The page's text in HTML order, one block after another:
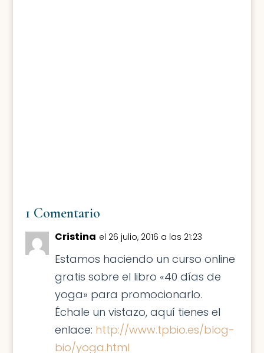
1 Comentario
Cristina el 26 julio, 2016 a las 21:23
Estamos haciendo un curso online
gratis sobre el libro «40 días de
yoga» para promocionarlo.
Échale un vistazo, aquí tienes el
enlace: http://www.tpbio.es/blog-
bio/yoga.html